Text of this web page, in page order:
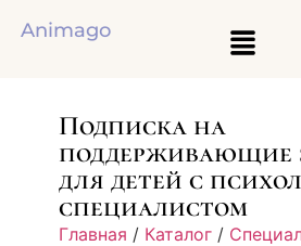
Animago
Подписка на
поддерживающие
для детей с
специалистом
Главная / Каталог/